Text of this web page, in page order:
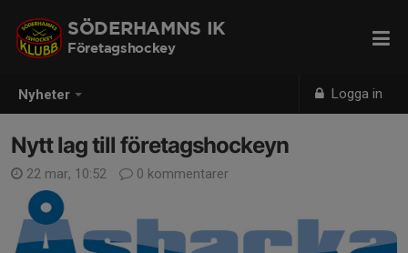
Nyheter Logga in
SÖDERHAMNS IK
Företagshockey
Nytt lag till företagshockeyn
22 mar, 10:52 0 kommentarer